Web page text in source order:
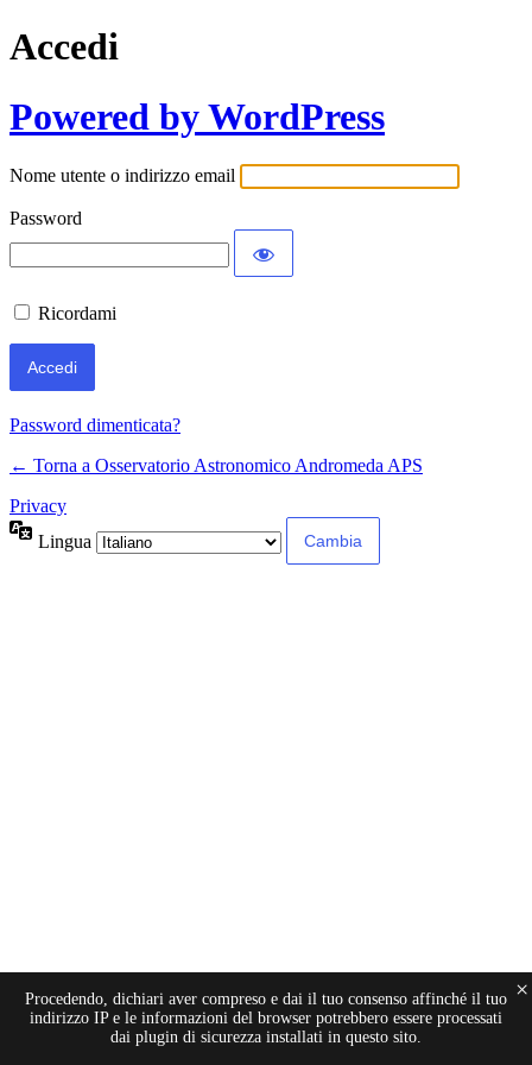
Accedi
Powered by WordPress
Nome utente o indirizzo email
Password
Ricordami
Password dimenticata?
← Torna a Osservatorio Astronomico Andromeda APS
Privacy
Lingua
Procedendo, dichiari aver compreso e dai il tuo consenso affinché il tuo
indirizzo IP e le informazioni del browser potrebbero essere processati
dai plugin di sicurezza installati in questo sito.
×